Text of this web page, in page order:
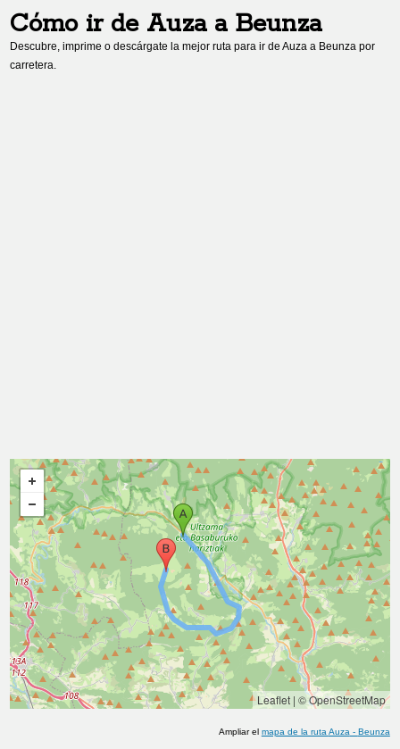
Cómo ir de Auzaa Beunza
Descubre, imprime o descárgate la mejor ruta para ir deAuza a Beunza por
carretera.
Leaflet| © OpenStreetMap
Ampliar el mapa de la ruta Auza - Beunza